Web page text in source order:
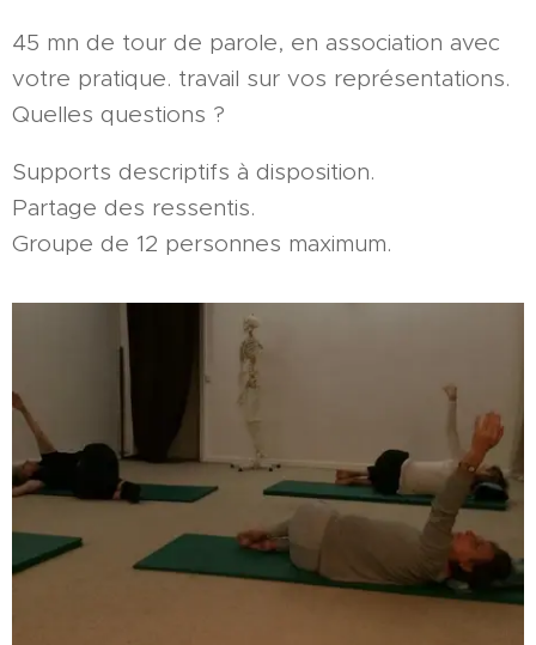
45 mn de tour de parole, en association avec
votre pratique. travail sur vos représentations.
Quelles questions ?
Supports descriptifs à disposition.
Partage des ressentis.
Groupe de 12 personnes maximum.